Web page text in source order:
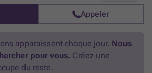
luminosité dans les pièces de vie, système
air pulsé au gaz, installation monte-escaliers et
extérieurs - PEB D- visite virtuelle sur
Appeler
apparaissent chaque jour. Nous
pour vous. Créez une
du reste.